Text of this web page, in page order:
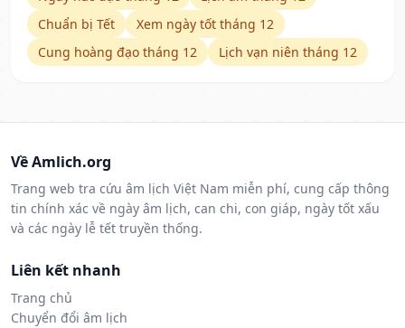
Chuẩn bị Tết
Xem ngày tốt tháng 12
Cung hoàng đạo tháng 12
Lịch vạn niên tháng 12
Về Amlich.org
Trang web tra cứu âm lịch Việt Nam miễn phí, cung cấp thông
tin chính xác về ngày âm lịch, can chi, con giáp, ngày tốt xấu
và các ngày lễ tết truyền thống.
Liên kết nhanh
Trang chủ
Chuyển đổi âm lịch